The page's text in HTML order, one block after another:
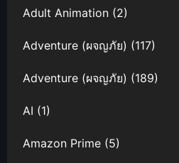
Adult Animation (2)
Adventure (ผจญภัย) (117)
Adventure (ผจญภัย) (189)
AI (1)
Amazon Prime (5)